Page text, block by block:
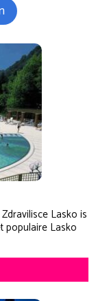
Lasko is
populaire Lasko